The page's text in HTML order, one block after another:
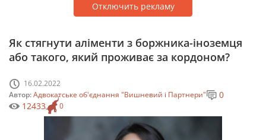
Отключить рекламу
Як стягнути аліменти з боржника-іноземця
або такого, який проживає за кордоном?
16.02.2022
Автор:Адвокатське об'єднання "Вишневий і Партнери"
0
0
12433